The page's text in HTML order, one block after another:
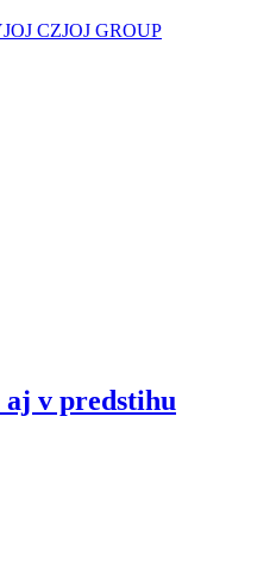
JOJ CZJOJ GROUP
aj v predstihu